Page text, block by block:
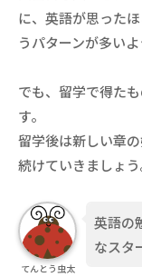
に、英語が思った
うパターンが多いよ
でも、留学で得た
す。
留学後は新しい章
続けていきましょう
てんとう虫太
英語の
なスタ